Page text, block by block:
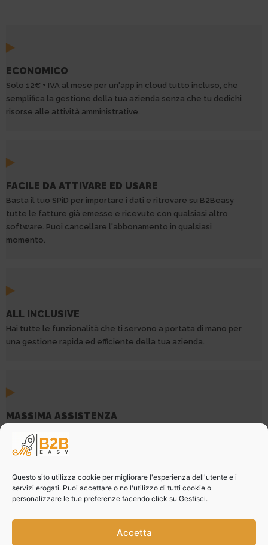
Questo sito utilizza cookie per migliorare l'esperienza dell'utente e i
servizi erogati. Puoi accettare o no l'utilizzo di tutti cookie o
personalizzare le tue preferenze facendo click su Gestisci.
Accetta
ECONOMICO
Solo 12€ + IVA al mese per un'app in cloud tutto incluso, che
semplifica la gestione della tua azienda senza che tu dedichi
risorse alle attività amministrative.
FACILE DA ATTIVARE ED USARE
Basta il tuo SPiD per importare i dati e ritrovare su B2Beasy
tutte le fatture già emesse e ricevute con qualsiasi altro
software. Puoi cancellare l'abbonamento in qualsiasi
momento.
ALL INCLUSIVE
Hai tutte le funzionalità che ti servono a portata di mano per
una gestione rapida ed efficiente della tua azienda.
MASSIMA ASSISTENZA
120k AZIENDE REGISTRATE
120k aziende hanno già scelto B2Beasy e lo utilizzano con
soddisfazione per una gestione efficace della propria azienda.